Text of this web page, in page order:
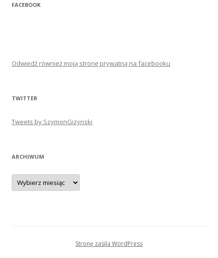
FACEBOOK
Odwiedź również moją stronę prywatną na facebooku
TWITTER
Tweets by SzymonGizynski
ARCHIWUM
Archiwum
Stronę zasila WordPress